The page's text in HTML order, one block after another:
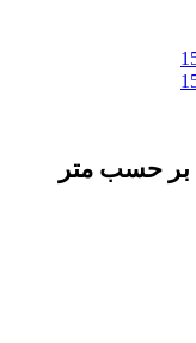
بر حسب متر